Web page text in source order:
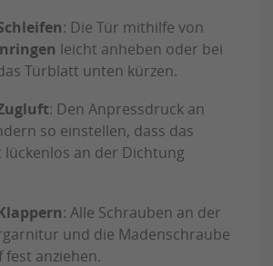
: Die Tür mithilfe von
leicht anheben oder bei
Türblatt unten kürzen.
: Den Anpressdruck an
so einstellen, dass das
an der Dichtung
: Alle Schrauben an der
und die Madenschraube
fest anziehen.